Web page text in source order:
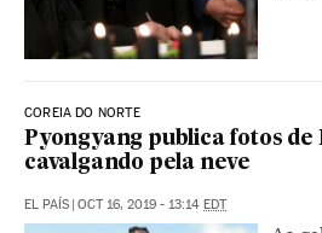
COREIA DO NORTE
Pyongyang publica fotos de
cavalgando pela neve
EL PAÍS | OCT 16, 2019 - 13:14 EDT